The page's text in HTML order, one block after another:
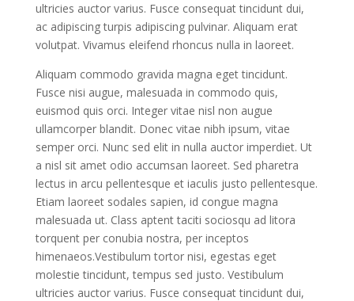
ultricies auctor varius. Fusce consequat tincidunt dui,
ac adipiscing turpis adipiscing pulvinar. Aliquam erat
volutpat. Vivamus eleifend rhoncus nulla in laoreet.
Aliquam commodo gravida magna eget tincidunt.
Fusce nisi augue, malesuada in commodo quis,
euismod quis orci. Integer vitae nisl non augue
ullamcorper blandit. Donec vitae nibh ipsum, vitae
semper orci. Nunc sed elit in nulla auctor imperdiet. Ut
a nisl sit amet odio accumsan laoreet. Sed pharetra
lectus in arcu pellentesque et iaculis justo pellentesque.
Etiam laoreet sodales sapien, id congue magna
malesuada ut. Class aptent taciti sociosqu ad litora
torquent per conubia nostra, per inceptos
himenaeos.Vestibulum tortor nisi, egestas eget
molestie tincidunt, tempus sed justo. Vestibulum
ultricies auctor varius. Fusce consequat tincidunt dui,